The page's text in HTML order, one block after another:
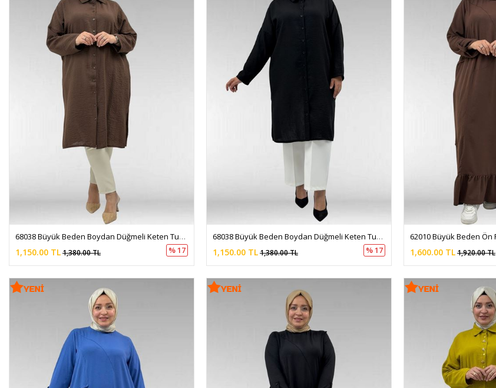
68038 Büyük Beden Boydan Düğmeli Keten Tunik - Kahve
1,150.00 TL1,380.00 TL % 17
68038 Büyük Beden Boydan Düğmeli Keten Tunik - Siyah
1,150.00 TL1,380.00 TL % 17 1,600.00 TL1,920.00 TL